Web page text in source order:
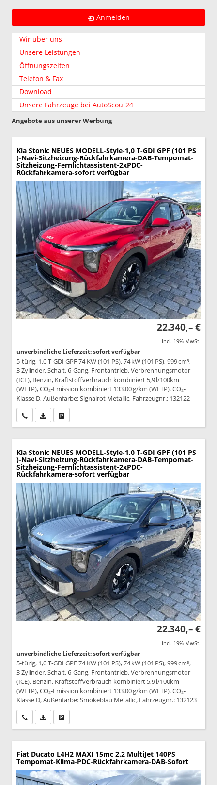
Anmelden
Wir über uns
Unsere Leistungen
Öffnungszeiten
Telefon & Fax
Download
Unsere Fahrzeuge bei AutoScout24
Angebote aus unserer Werbung
Kia Stonic NEUES MODELL-Style-1,0 T-GDI GPF (101 PS
)-Navi-Sitzheizung-Rückfahrkamera-DAB-Tempomat-
Sitzheizung-Fernlichtassistent-2xPDC-
Rückfahrkamera-sofort verfügbar
22.340,– €
incl. 19% MwSt.
unverbindliche Lieferzeit: sofort verfügbar
5-türig, 1,0 T-GDI GPF 74 KW (101 PS), 74 kW (101 PS), 999 cm³,
3 Zylinder, Schalt. 6-Gang, Frontantrieb, Verbrennungsmotor
(ICE), Benzin, Kraftstoffverbrauch kombiniert 5,9 l/100km
(WLTP), CO₂-Emission kombiniert 133.00 g/km (WLTP), CO₂-
Klasse D, Außenfarbe: Signalrot Metallic, Fahrzeugnr.: 132122
Wir rufen Sie anPDF-Datei, Fahrzeugexposé drucken
Kia Stonic NEUES MODELL-Style-1,0 T-GDI GPF (101 PS
)-Navi-Sitzheizung-Rückfahrkamera-DAB-Tempomat-
Sitzheizung-Fernlichtassistent-2xPDC-
Rückfahrkamera-sofort verfügbar
22.340,– €
incl. 19% MwSt.
unverbindliche Lieferzeit: sofort verfügbar
5-türig, 1,0 T-GDI GPF 74 KW (101 PS), 74 kW (101 PS), 999 cm³,
3 Zylinder, Schalt. 6-Gang, Frontantrieb, Verbrennungsmotor
(ICE), Benzin, Kraftstoffverbrauch kombiniert 5,9 l/100km
(WLTP), CO₂-Emission kombiniert 133.00 g/km (WLTP), CO₂-
Klasse D, Außenfarbe: Smokeblau Metallic, Fahrzeugnr.: 132123
Wir rufen Sie anPDF-Datei, Fahrzeugexposé drucken
Fiat Ducato L4H2 MAXI 15mc 2.2 MultiJet 140PS
Tempomat-Klima-PDC-Rückfahrkamera-DAB-Sofort